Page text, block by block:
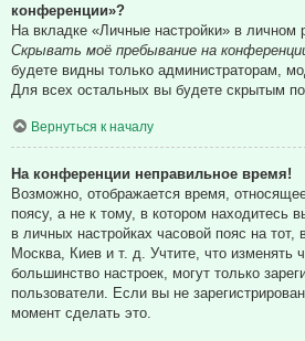
конференции»?
На вкладке «Личные настройки» в личном
Скрывать моё пребывание на
будете видны только администраторам,
Для всех остальных вы будете скрытым
Вернуться к началу
На конференции неправильное время!
Возможно, отображается время,
поясу, а не к тому, в котором находитесь
в личных настройках часовой пояс на тот,
Москва, Киев и т. д. Учтите, что изменять
большинство настроек, могут только
пользователи. Если вы не
момент сделать это.